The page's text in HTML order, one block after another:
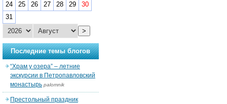
24
25 26 27 28 29
30
31
>
Последние темы блогов
“Храм у озера” – летние
экскурсии в Петропавловский
монастырь palomnik
Престольный праздник